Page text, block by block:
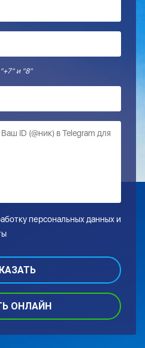
Введите Ваш номер без цифр "+7" и "8"
персональных данных и
ОНЛАЙН